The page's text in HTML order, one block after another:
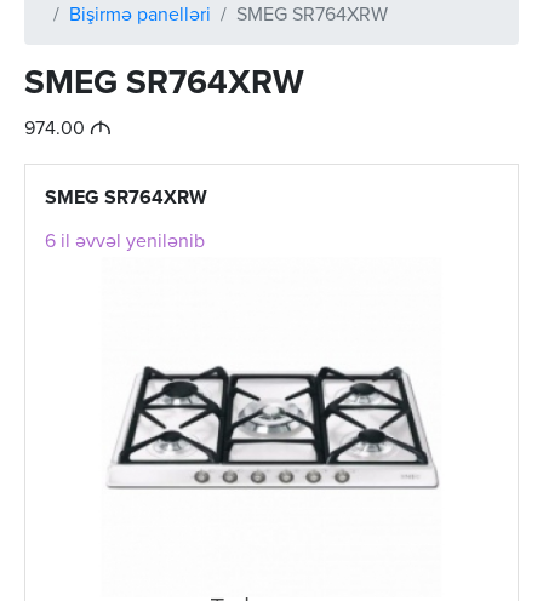
Bişirmə panelləri
SMEG SR764XRW
SMEG SR764XRW
974.00 M
SMEG SR764XRW
6 il əvvəl yenilənib